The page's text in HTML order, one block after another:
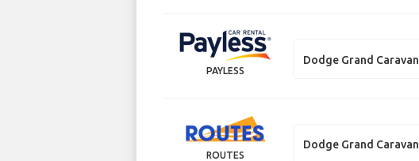
PAYLESS
Dodge Grand Caravan
ROUTES
Dodge Grand Caravan